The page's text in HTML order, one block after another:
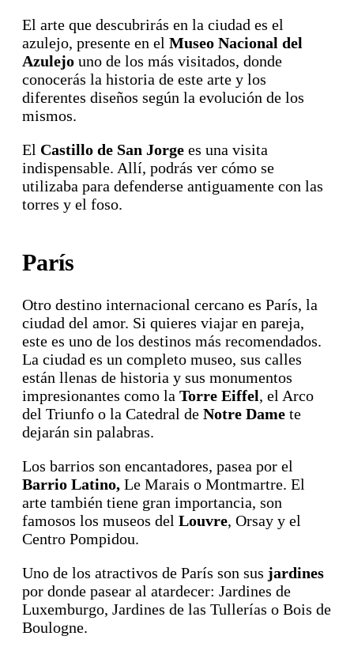
El arte que descubrirás en la ciudad es el
azulejo, presente en el Museo Nacional del
Azulejo uno de los más visitados, donde
conocerás la historia de este arte y los
diferentes diseños según la evolución de los
mismos.
El Castillo de San Jorge es una visita
indispensable. Allí, podrás ver cómo se
utilizaba para defenderse antiguamente con las
torres y el foso.
París
Otro destino internacional cercano es París, la
ciudad del amor. Si quieres viajar en pareja,
este es uno de los destinos más recomendados.
La ciudad es un completo museo, sus calles
están llenas de historia y sus monumentos
impresionantes como la Torre Eiffel, el Arco
del Triunfo o la Catedral de Notre Dame te
dejarán sin palabras.
Los barrios son encantadores, pasea por el
Barrio Latino, Le Marais o Montmartre. El
arte también tiene gran importancia, son
famosos los museos del Louvre, Orsay y el
Centro Pompidou.
Uno de los atractivos de París son sus jardines
por donde pasear al atardecer: Jardines de
Luxemburgo, Jardines de las Tullerías o Bois de
Boulogne.